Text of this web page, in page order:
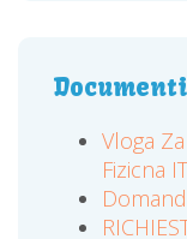
Documenti
Vloga
Fizicna